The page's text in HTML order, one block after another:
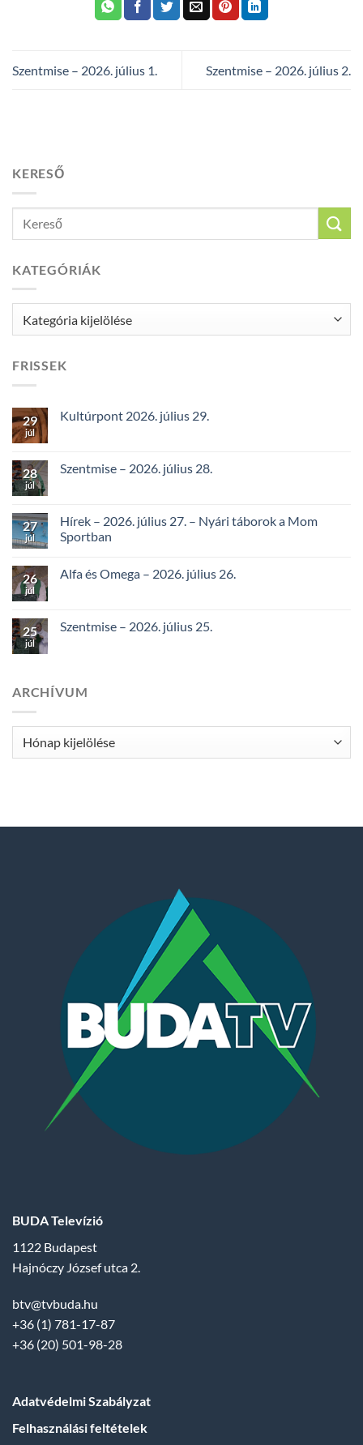
Szentmise – 2026. július 1. Szentmise – 2026. július 2.
KERESŐ
KATEGÓRIÁK
FRISSEK
29
júl
Kultúrpont 2026. július 29.
28
júl
Szentmise – 2026. július 28.
27
júl
Hírek – 2026. július 27. – Nyári táborok a Mom
Sportban
26
júl
Alfa és Omega – 2026. július 26.
25
júl
Szentmise – 2026. július 25.
ARCHÍVUM
Archívum
BUDA Televízió
1122 Budapest
Hajnóczy József utca 2.
btv@tvbuda.hu
+36 (1) 781-17-87
+36 (20) 501-98-28
Adatvédelmi Szabályzat
Felhasználási feltételek